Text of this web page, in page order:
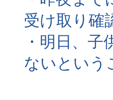
受け取り確
・明日、
ないという